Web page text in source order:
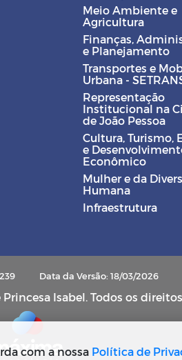
Meio Ambiente e
Agricultura
Finanças,
e Planejamento
Transportes e
Urbana -
Representação
Institucional na
de João Pessoa
Cultura, Turismo,
e
Econômico
Mulher e da
Humana
Infraestrutura
Data da Versão: 18/03/2026
Isabel. Todos os
com a nossa Política de